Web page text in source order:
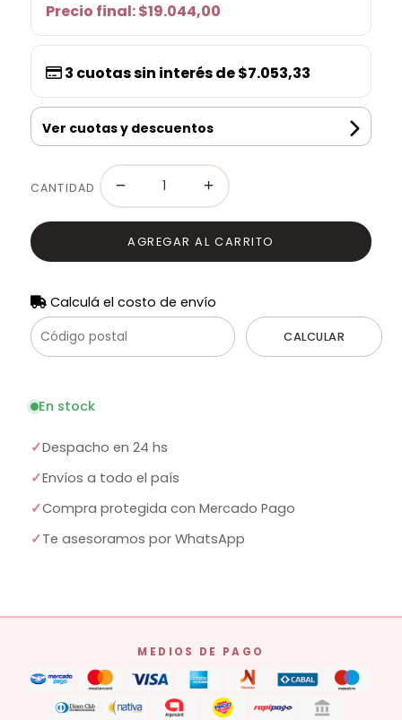
Precio final:$19.044,00
3 cuotas sin interés de$7.053,33
Ver cuotas y descuentos
CANTIDAD − +
AGREGAR AL CARRITO
Calculá el costo de envío
CALCULAR
En stock
✓Despacho en 24 hs
✓Envíos a todo el país
✓Compra protegida con Mercado Pago
✓Te asesoramos por WhatsApp
MEDIOS DE PAGO